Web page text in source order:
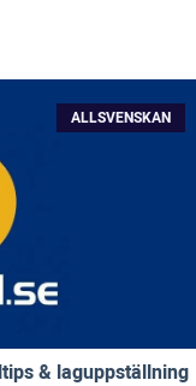
ALLSVENSKAN
& laguppställning